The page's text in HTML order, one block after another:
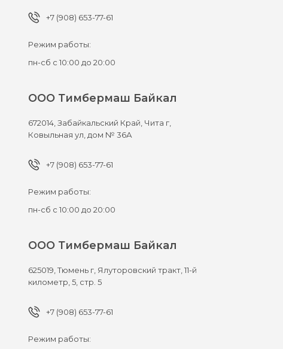
+7 (908) 653-77-61
Режим работы:
пн-сб с 10:00 до 20:00
ООО Тимбермаш Байкал
672014,Забайкальский Край, Чита г,
Ковыльная ул, дом № 36А
+7 (908) 653-77-61
Режим работы:
пн-сб с 10:00 до 20:00
ООО Тимбермаш Байкал
625019,Тюмень г, Ялуторовский тракт, 11-й
километр, 5, стр. 5
+7 (908) 653-77-61
Режим работы: